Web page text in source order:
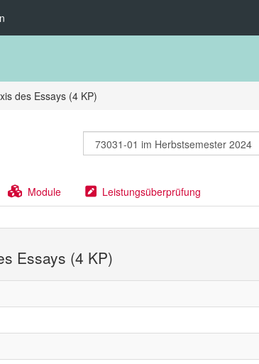
des Essays (4 KP)
Module Leistungsüberprüfung
Essays (4 KP)